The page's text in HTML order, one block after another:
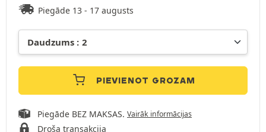
Piegāde 13 - 17 augusts
PIEVIENOT GROZAM
Piegāde BEZ MAKSAS. Vairāk informācijas
Droša transakcija